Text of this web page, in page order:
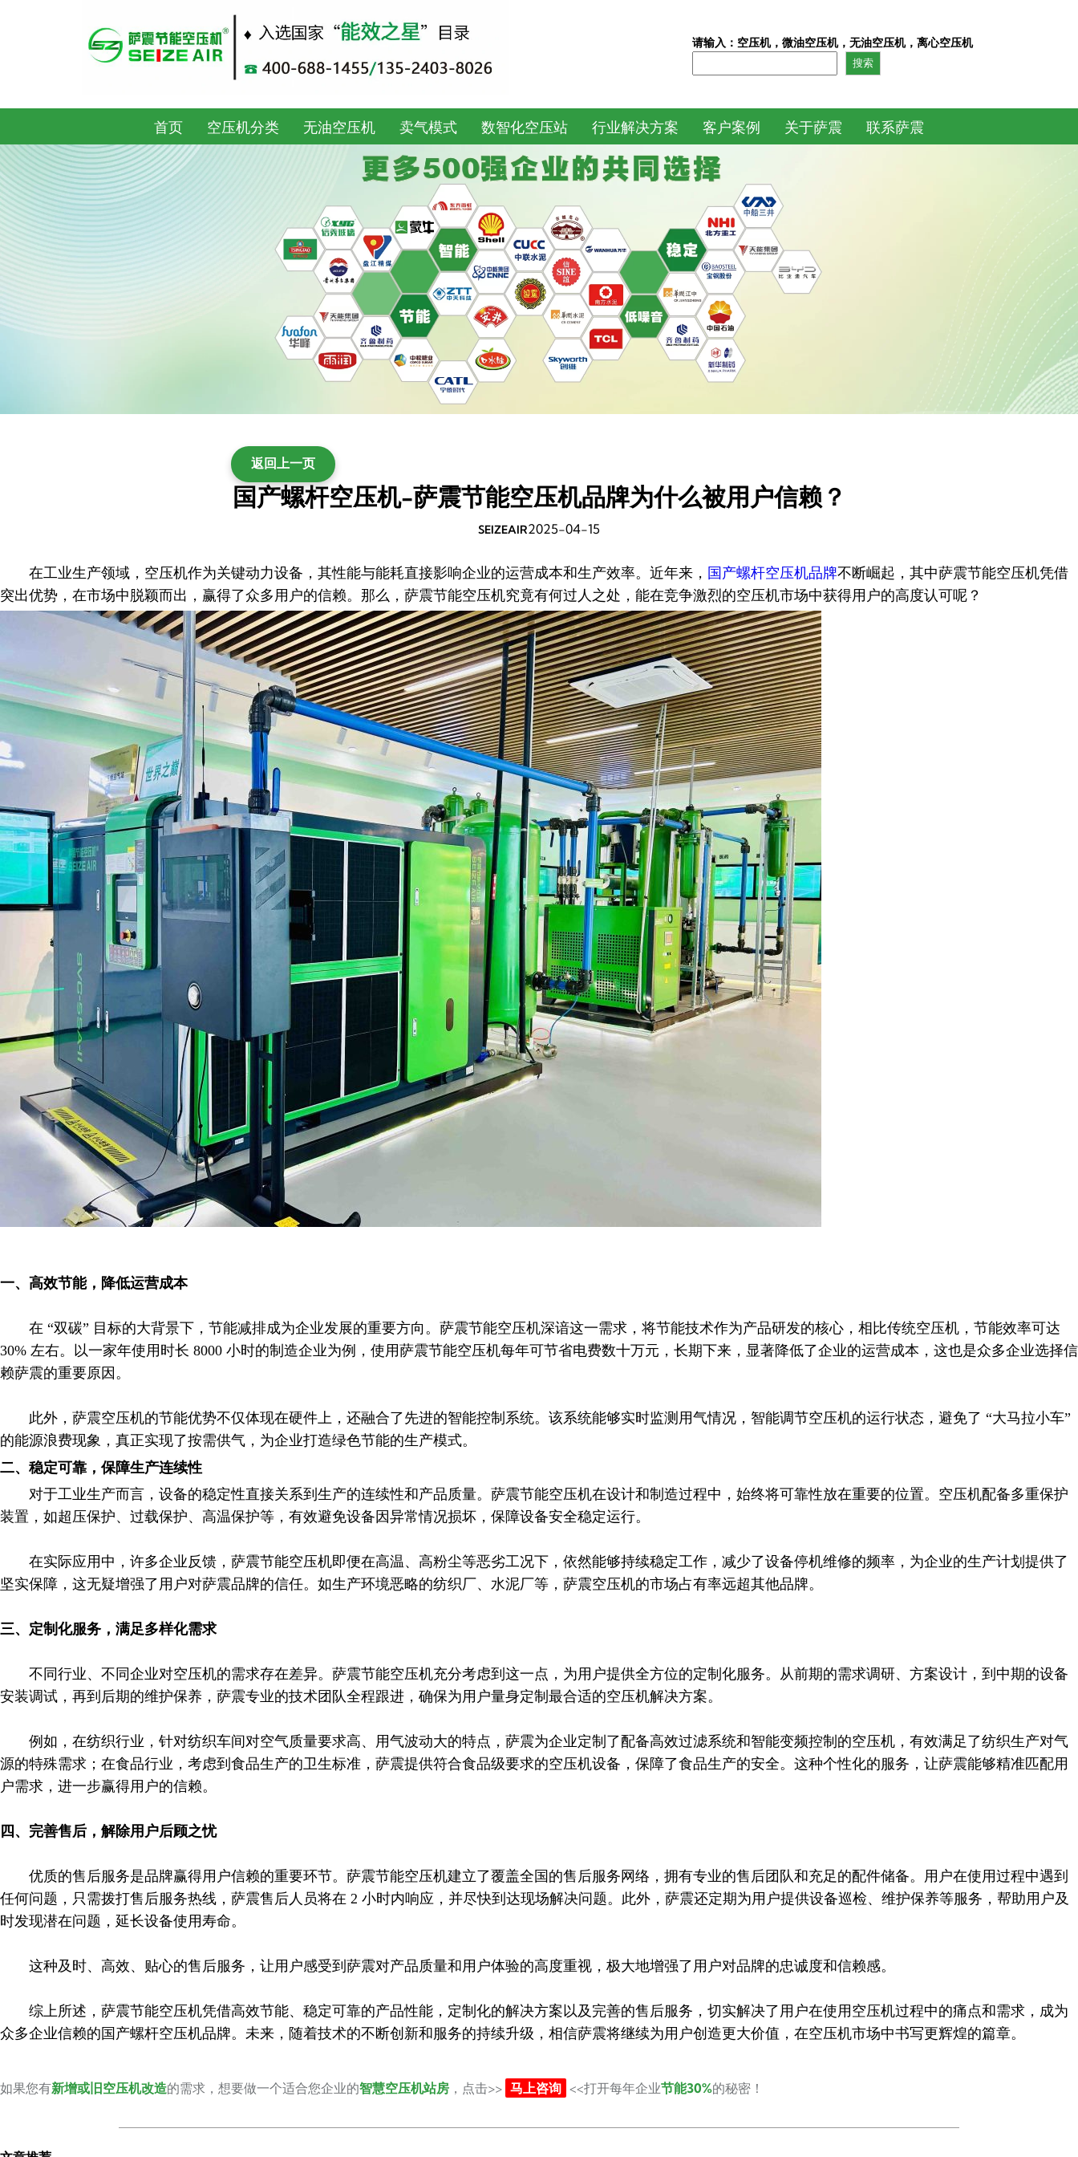
请输入：空压机，微油空压机，无油空压机，离心空压机
输
关
词
搜索
首页 空压机分类 无油空压机 卖气模式 数智化空压站 行业解决方案 客户案例 关于萨震 联系萨震
国产螺杆空压机-萨震节能空压机品牌为什么被用户信赖？
SEIZEAIR2025-04-15
在工业生产领域，空压机作为关键动力设备，其性能与能耗直接影响企业的运营成本和生产效率。近年来， 国产螺杆空压机品牌不断崛起，其中萨震节能空压机凭借
突出优势，在市场中脱颖而出，赢得了众多用户的信赖。那么，萨震节能空压机究竟有何过人之处，能在竞争激烈的空压机市场中获得用户的高度认可呢？​
一、高效节能，降低运营成本​
在 “双碳” 目标的大背景下，节能减排成为企业发展的重要方向。萨震节能空压机深谙这一需求，将节能技术作为产品研发的核心，相比传统空压机，节能效率可达
30% 左右。以一家年使用时长 8000 小时的制造企业为例，使用萨震节能空压机每年可节省电费数十万元，长期下来，显著降低了企业的运营成本，这也是众多企业选择信
赖萨震的重要原因。​
此外，萨震空压机的节能优势不仅体现在硬件上，还融合了先进的智能控制系统。该系统能够实时监测用气情况，智能调节空压机的运行状态，避免了 “大马拉小车”
的能源浪费现象，真正实现了按需供气，为企业打造绿色节能的生产模式。​
二、稳定可靠，保障生产连续性
对于工业生产而言，设备的稳定性直接关系到生产的连续性和产品质量。萨震节能空压机在设计和制造过程中，始终将可靠性放在重要的位置。空压机配备多重保护
装置，如超压保护、过载保护、高温保护等，有效避免设备因异常情况损坏，保障设备安全稳定运行。​
在实际应用中，许多企业反馈，萨震节能空压机即便在高温、高粉尘等恶劣工况下，依然能够持续稳定工作，减少了设备停机维修的频率，为企业的生产计划提供了
坚实保障，这无疑增强了用户对萨震品牌的信任。​如生产环境恶略的纺织厂、水泥厂等，萨震空压机的市场占有率远超其他品牌。
三、定制化服务，满足多样化需求​
不同行业、不同企业对空压机的需求存在差异。萨震节能空压机充分考虑到这一点，为用户提供全方位的定制化服务。从前期的需求调研、方案设计，到中期的设备
安装调试，再到后期的维护保养，萨震专业的技术团队全程跟进，确保为用户量身定制最合适的空压机解决方案。​
例如，在纺织行业，针对纺织车间对空气质量要求高、用气波动大的特点，萨震为企业定制了配备高效过滤系统和智能变频控制的空压机，有效满足了纺织生产对气
源的特殊需求；在食品行业，考虑到食品生产的卫生标准，萨震提供符合食品级要求的空压机设备，保障了食品生产的安全。这种个性化的服务，让萨震能够精准匹配用
户需求，进一步赢得用户的信赖。​
四、完善售后，解除用户后顾之忧
优质的售后服务是品牌赢得用户信赖的重要环节。萨震节能空压机建立了覆盖全国的售后服务网络，拥有专业的售后团队和充足的配件储备。用户在使用过程中遇到
任何问题，只需拨打售后服务热线，萨震售后人员将在 2 小时内响应，并尽快到达现场解决问题。此外，萨震还定期为用户提供设备巡检、维护保养等服务，帮助用户及
时发现潜在问题，延长设备使用寿命。​
这种及时、高效、贴心的售后服务，让用户感受到萨震对产品质量和用户体验的高度重视，极大地增强了用户对品牌的忠诚度和信赖感。​
综上所述，萨震节能空压机凭借高效节能、稳定可靠的产品性能，定制化的解决方案以及完善的售后服务，切实解决了用户在使用空压机过程中的痛点和需求，成为
众多企业信赖的国产螺杆空压机品牌。未来，随着技术的不断创新和服务的持续升级，相信萨震将继续为用户创造更大价值，在空压机市场中书写更辉煌的篇章。
如果您有新增或旧空压机改造的需求，想要做一个适合您企业的智慧空压机站房 ，点击>> 马上咨询 <<打开每年企业节能30%的秘密！